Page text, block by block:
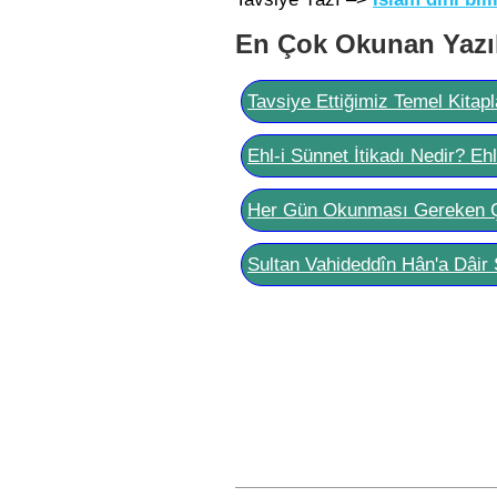
En Çok Okunan
Tavsiye Ettiğimiz Temel
Ehl-i Sünnet İtikadı Nedir?
Her Gün Okunması Gereken
Sultan Vahideddîn Hân'a Dâir